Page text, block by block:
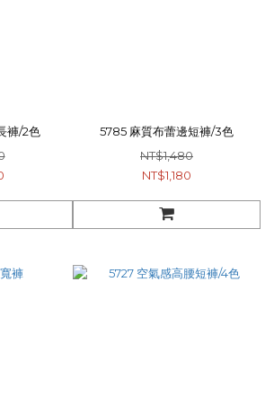
褲/2色
5785 麻質布蕾邊短褲/3色
NT$1,480
NT$1,180